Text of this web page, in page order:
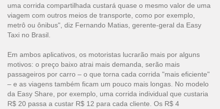
uma corrida compartilhada custará quase o mesmo valor de uma
viagem com outros meios de transporte, como por exemplo,
metrô ou ônibus", diz Fernando Matias, gerente-geral da Easy
Taxi no Brasil.
Em ambos aplicativos, os motoristas lucrarão mais por alguns
motivos: o preço baixo atrai mais demanda, serão mais
passageiros por carro – o que torna cada corrida "mais eficiente"
– e as viagens também ficam um pouco mais longas. No modelo
da Easy Share, por exemplo, uma corrida individual que custaria
R$ 20 passa a custar R$ 12 para cada cliente. Os R$ 4